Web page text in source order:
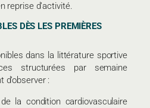
reprise d’activité.
DÈS LES PREMIÈRES
dans la littérature sportive
structurées par semaine
:
la condition cardiovasculaire